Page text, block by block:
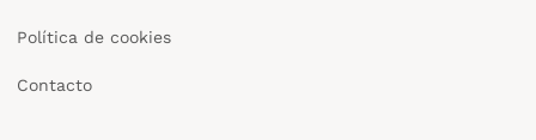
Política de cookies
Contacto